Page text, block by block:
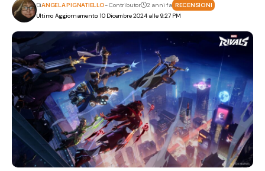
Ultimo Aggiornamento: 10 Dicembre 2024 alle 9:27 PM
DiANGELA PIGNATIELLO- Contributor 2 anni fa RECENSIONI